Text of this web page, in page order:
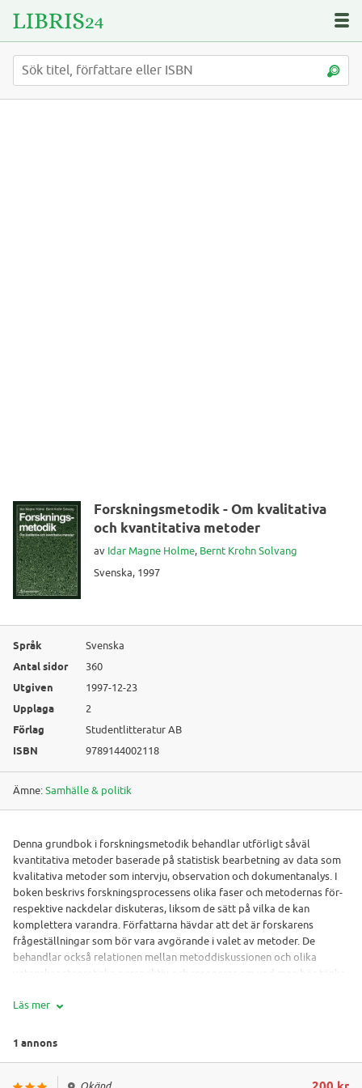
Forskningsmetodik - Om kvalitativa
och kvantitativa metoder
av Idar Magne Holme, Bernt Krohn Solvang
Svenska, 1997
Språk Svenska
Antal sidor 360
Utgiven 1997-12-23
Upplaga 2
Förlag Studentlitteratur AB
ISBN 9789144002118
Ämne:Samhälle & politik
Denna grundbok i forskningsmetodik behandlar utförligt såväl
kvantitativa metoder baserade på statistisk bearbetning av data som
kvalitativa metoder som intervju, observation och dokumentanalys. I
boken beskrivs forskningsprocessens olika faser och metodernas för-
respektive nackdelar diskuteras, liksom de sätt på vilka de kan
komplettera varandra. Författarna hävdar att det är forskarens
frågeställningar som bör vara avgörande i valet av metoder. De
behandlar också relationen mellan metoddiskussionen och olika
vetenskapsteoretiska perspektiv och resonerar om vad man bör tänka
problemformulering och om utformningen av forskningsrapporter. I
reviderats. Den kvalitativa dataanalysen är samlad i ett kapitel och i
Läs mer
1 annons